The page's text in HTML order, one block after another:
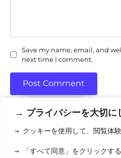
→ プライバシーを大切に
→ クッキーを使用して、閲覧体
→ 「すべて同意」をクリックす
Save my name, email, and
next time I comment.
利用規約(りようきやく